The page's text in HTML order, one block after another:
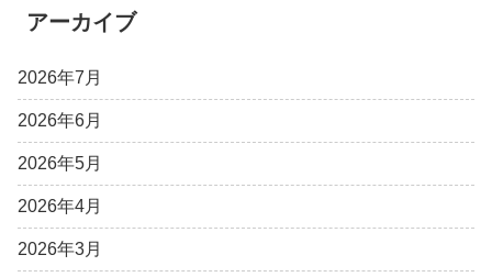
アーカイブ
2026年7月
2026年6月
2026年5月
2026年4月
2026年3月